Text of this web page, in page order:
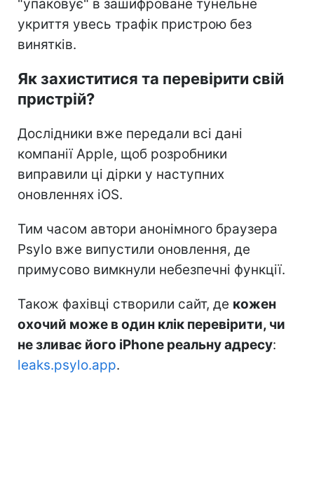
"упаковує" в зашифроване тунельне
укриття увесь трафік пристрою без
винятків.
Як захиститися та перевірити свій
пристрій?
Дослідники вже передали всі дані
компанії Apple, щоб розробники
виправили ці дірки у наступних
оновленнях iOS.
Тим часом автори анонімного браузера
Psylo вже випустили оновлення, де
примусово вимкнули небезпечні функції.
Також фахівці створили сайт, де кожен
охочий може в один клік перевірити, чи
не зливає його iPhone реальну адресу:
leaks.psylo.app.